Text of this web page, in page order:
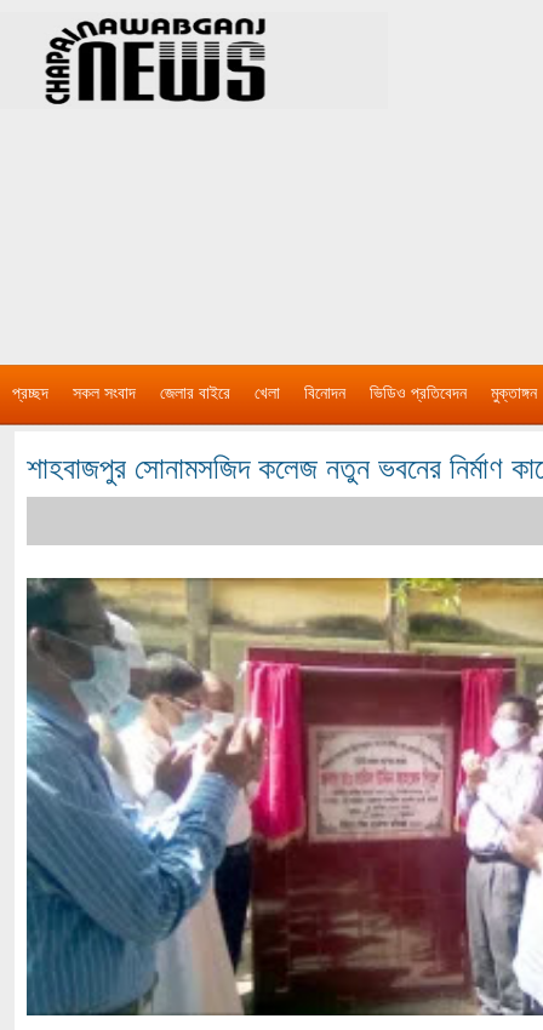
প্রচ্ছদ সকল সংবাদ জেলার বাইরে খেলা বিনোদন ভিডিও প্রতিবেদন মুক্তাঙ্গন
শাহবাজপুর সোনামসজিদ কলেজ নতুন ভবনের নির্মাণ